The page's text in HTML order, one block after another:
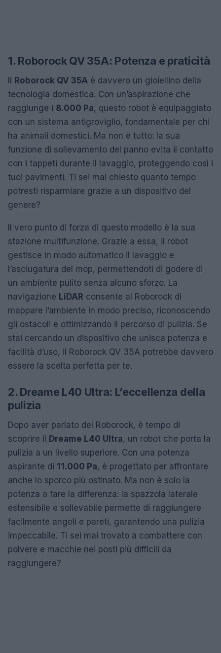
1. Roborock QV 35A: Potenza e praticità
Il Roborock QV 35A è davvero un gioiellino della
tecnologia domestica. Con un’aspirazione che
raggiunge i 8.000 Pa, questo robot è equipaggiato
con un sistema antigroviglio, fondamentale per chi
ha animali domestici. Ma non è tutto: la sua
funzione di sollevamento del panno evita il contatto
con i tappeti durante il lavaggio, proteggendo così i
tuoi pavimenti. Ti sei mai chiesto quanto tempo
potresti risparmiare grazie a un dispositivo del
genere?
Il vero punto di forza di questo modello è la sua
stazione multifunzione. Grazie a essa, il robot
gestisce in modo automatico il lavaggio e
l’asciugatura del mop, permettendoti di godere di
un ambiente pulito senza alcuno sforzo. La
navigazione LiDAR consente al Roborock di
mappare l’ambiente in modo preciso, riconoscendo
gli ostacoli e ottimizzando il percorso di pulizia. Se
stai cercando un dispositivo che unisca potenza e
facilità d’uso, il Roborock QV 35A potrebbe davvero
essere la scelta perfetta per te.
2. Dreame L40 Ultra: L’eccellenza della
pulizia
Dopo aver parlato del Roborock, è tempo di
scoprire il Dreame L40 Ultra, un robot che porta la
pulizia a un livello superiore. Con una potenza
aspirante di 11.000 Pa, è progettato per affrontare
anche lo sporco più ostinato. Ma non è solo la
potenza a fare la differenza: la spazzola laterale
estensibile e sollevabile permette di raggiungere
facilmente angoli e pareti, garantendo una pulizia
impeccabile. Ti sei mai trovato a combattere con
polvere e macchie nei posti più difficili da
raggiungere?